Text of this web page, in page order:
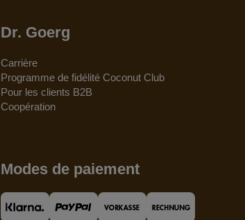
Dr. Goerg
Carrière
Programme de fidélité Coconut Club
Pour les clients B2B
Coopération
Modes de paiement